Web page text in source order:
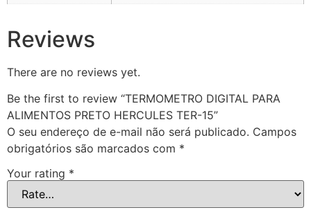
Reviews
There are no reviews yet.
Be the first to review “TERMOMETRO DIGITAL PARA
ALIMENTOS PRETO HERCULES TER-15”
O seu endereço de e-mail não será publicado. Campos
obrigatórios são marcados com *
Your rating *